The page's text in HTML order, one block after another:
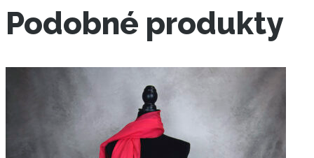
Podobné produkty